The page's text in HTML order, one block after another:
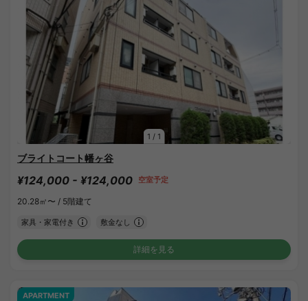
1 / 1
ブライトコート幡ヶ谷
¥124,000 - ¥124,000 空室予定
20.28㎡〜 / 5階建て
家具・家電付き 敷金なし
詳細を見る
APARTMENT